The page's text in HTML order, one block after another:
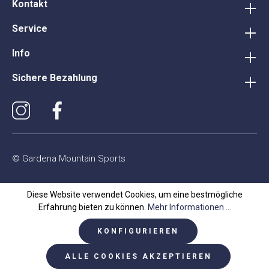
Kontakt
Service
Info
Sichere Bezahlung
© Gardena Mountain Sports
Diese Website verwendet Cookies, um eine bestmögliche
Erfahrung bieten zu können. Mehr Informationen ...
KONFIGURIEREN
ALLE COOKIES AKZEPTIEREN